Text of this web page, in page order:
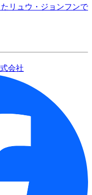
リュウ・ジョンフンで
会社